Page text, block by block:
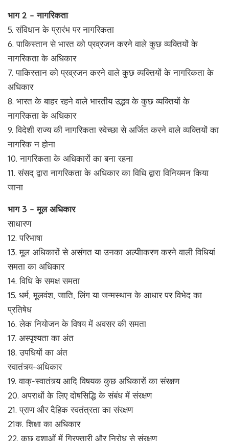
भाग 2 – नागरिकता
5. संविधान के प्रारंभ पर नागरिकता
6. पाकिस्तान से भारत को प्रव्रजन करने वाले कुछ व्यक्तियों के
नागरिकता के अधिकार
7. पाकिस्तान को प्रव्रजन करने वाले कुछ व्यक्तियों के नागरिकता के
अधिकार
8. भारत के बाहर रहने वाले भारतीय उद्भव के कुछ व्यक्तियों के
नागरिकता के अधिकार
9. विदेशी राज्य की नागरिकता स्वेच्छा से अर्जित करने वाले व्यक्तियों का
नागरिक न होना
10. नागरिकता के अधिकारों का बना रहना
11. संसद् द्वारा नागरिकता के अधिकार का विधि द्वारा विनियमन किया
जाना
भाग 3 – मूल अधिकार
साधारण
12. परिभाषा
13. मूल अधिकारों से असंगत या उनका अल्पीाकरण करने वाली विधियां
समता का अधिकार
14. विधि के समक्ष समता
15. धर्म, मूलवंश, जाति, लिंग या जन्मस्थान के आधार पर विभेद का
प्रतिषेध
16. लेक नियोजन के विषय में अवसर की समता
17. अस्पृश्यता का अंत
18. उपधियों का अंत
स्वातंत्र्य-अधिकार
19. वाक्-स्वातंत्र्य आदि विषयक कुछ अधिकारों का संरक्षण
20. अपराधों के लिए दोषसिद्धि के संबंध में संरक्षण
21. प्राण और दैहिक स्वतंत्रता का संरक्षण
21क. शिक्षा का अधिकार
22. कुछ दशाओं में गिरफ्तारी और निरोध से संरक्षण